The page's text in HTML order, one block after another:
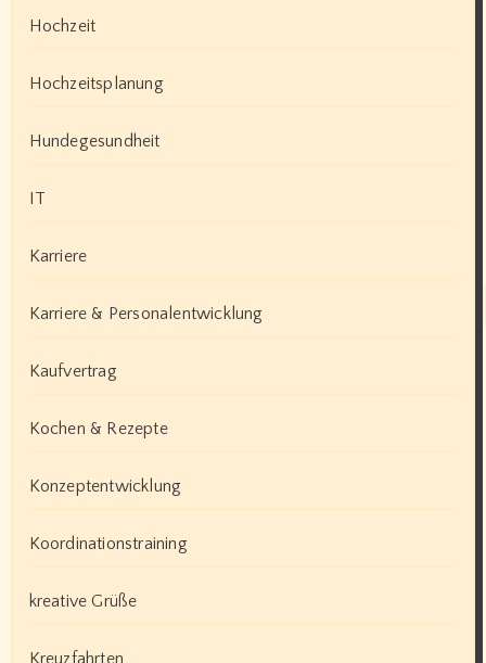
Hochzeit
Hochzeitsplanung
Hundegesundheit
IT
Karriere
Karriere & Personalentwicklung
Kaufvertrag
Kochen & Rezepte
Konzeptentwicklung
Koordinationstraining
kreative Grüße
Kreuzfahrten